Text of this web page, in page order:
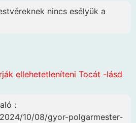
nincs esélyük a
ellehetetleníteni Tocát -lásd
:
10/08/gyor-polgarmester-